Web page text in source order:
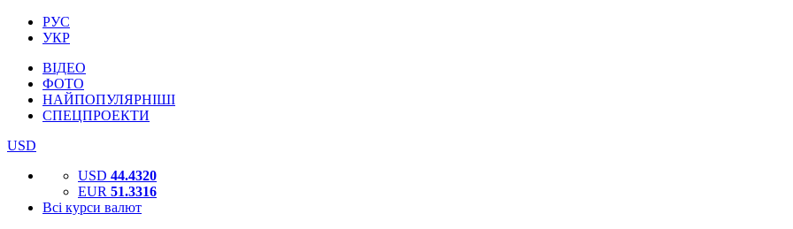
РУС
УКР
ВІДЕО
ФОТО
НАЙПОПУЛЯРНІШІ
СПЕЦПРОЕКТИ
USD
USD 44.4320
EUR 51.3316
Всі курси валют